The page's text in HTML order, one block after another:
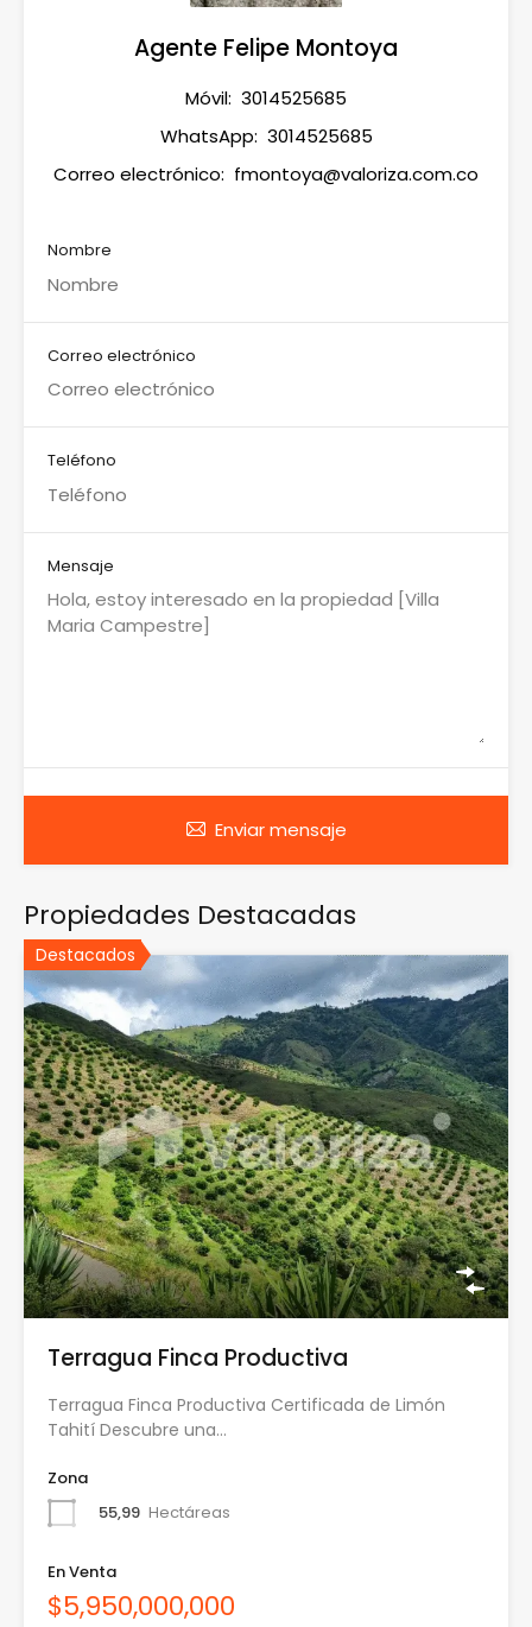
Agente Felipe Montoya
Móvil: 3014525685
WhatsApp: 3014525685
Correo electrónico: fmontoya@valoriza.com.co
Nombre
Correo electrónico
Teléfono
Mensaje
Enviar mensaje
Propiedades Destacadas
Destacados
Terragua Finca Productiva
Terragua Finca Productiva Certificada de Limón
Tahití Descubre una…
Zona
55,99 Hectáreas
En Venta
$5,950,000,000